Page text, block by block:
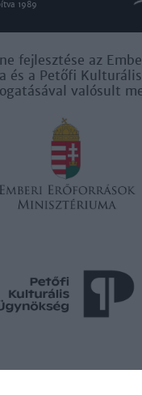
1989
fejlesztése az
és a Petőfi
valósult